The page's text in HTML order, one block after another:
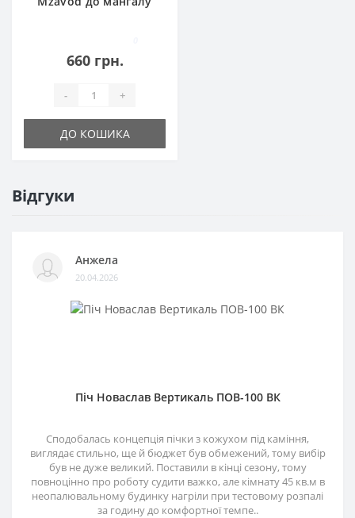
660 грн.
- +
ДО КОШИКА
Відгуки
Анжела
20.04.2026
Піч Новаслав Вертикаль ПОВ-100 ВК
Сподобалась концепція пічки з кожухом під каміння,
виглядає стильно, ще й бюджет був обмежений, тому вибір
був не дуже великий. Поставили в кінці сезону, тому
повноцінно про роботу судити важко, але кімнату 45 кв.м в
неопалювальному будинку нагріли при тестовому розпалі
за годину до комфортної темпе..